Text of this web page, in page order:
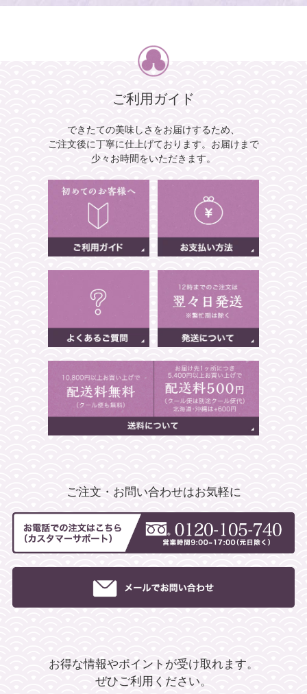
ご利用ガイド
できたての美味しさをお届けするため、
ご注文後に丁寧に仕上げております。 お届けまで
少々お時間をいただきます。
ご注文・お問い合わせはお気軽に
お得な情報やポイントが受け取れます。
ぜひご利用ください。